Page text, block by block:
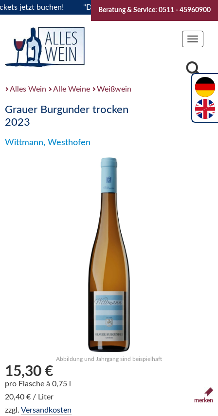
jetzt buchen! "Das Sommerfest 2026" Vive la
Beratung & Service: 0511 - 45960900
Toggle
Alles Wein Alle Weine Weißwein
Grauer Burgunder trocken
2023
Wittmann, Westhofen
Abbildung und Jahrgang sind beispielhaft
15,30 €
pro Flasche à 0,75 l
20,40 € / Liter
zzgl. Versandkosten
merken